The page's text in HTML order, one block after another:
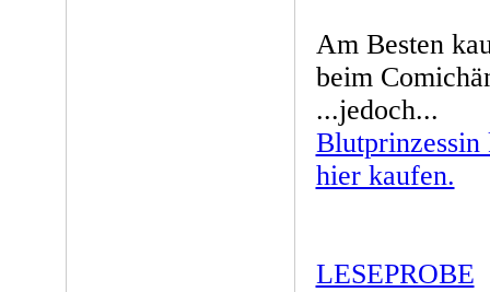
Am Besten
beim
...jedoch...
Blutprinzessin
hier kaufen.
LESEPROBE